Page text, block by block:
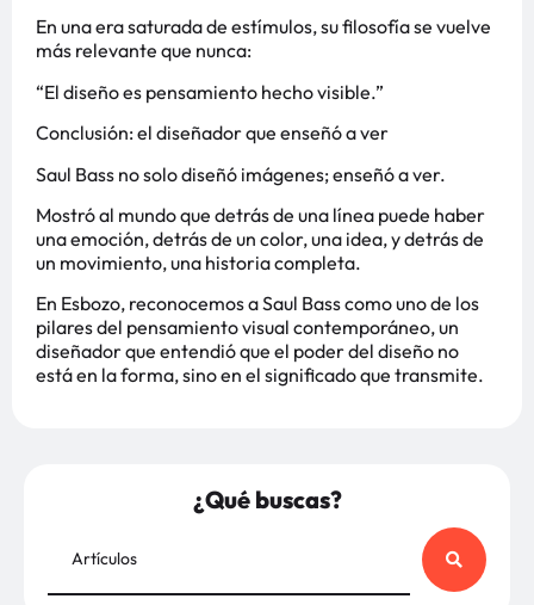
En una era saturada de estímulos, su filosofía se vuelve
más relevante que nunca:
“El diseño es pensamiento hecho visible.”
Conclusión: el diseñador que enseñó a ver
Saul Bass no solo diseñó imágenes; enseñó a ver.
Mostró al mundo que detrás de una línea puede haber
una emoción, detrás de un color, una idea, y detrás de
un movimiento, una historia completa.
En Esbozo, reconocemos a Saul Bass como uno de los
pilares del pensamiento visual contemporáneo, un
diseñador que entendió que el poder del diseño no
está en la forma, sino en el significado que transmite.
¿Qué buscas?